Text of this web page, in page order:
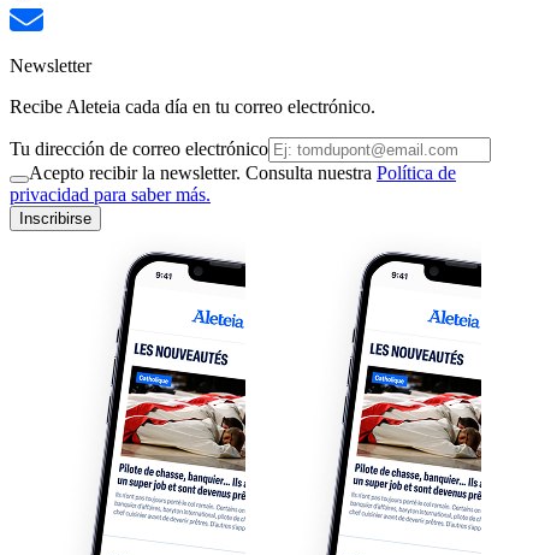
Newsletter
Recibe Aleteia cada día en tu correo electrónico.
Tu dirección de correo electrónico
Acepto recibir la newsletter. Consulta nuestra Política de
privacidad para saber más.
Inscribirse